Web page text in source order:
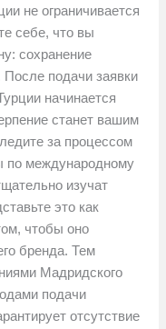
не ограничивается
себе, что вы
сохранение
После подачи заявки
начинается
станет вашим
за процессом
по международному
изучат
это как
чтобы оно
бренда. Тем
Мадридского
подачи
отсутствие